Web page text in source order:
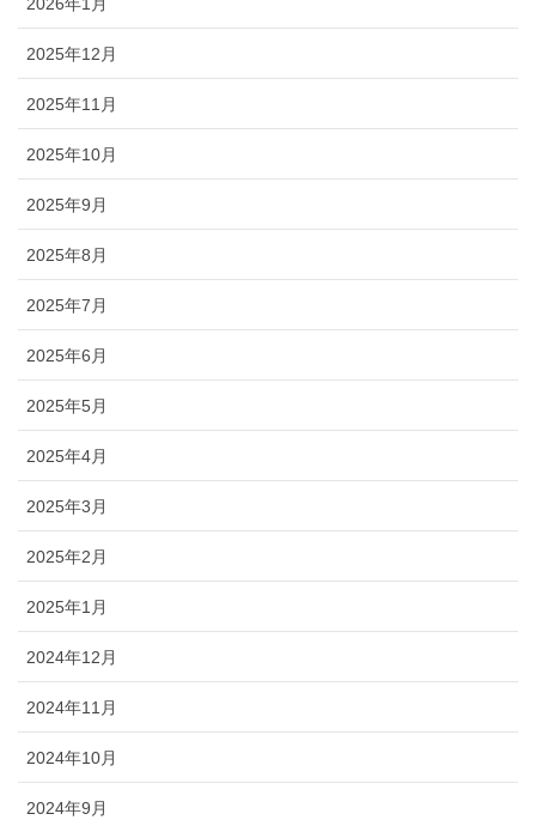
2025年12月
2025年11月
2025年10月
2025年9月
2025年8月
2025年7月
2025年6月
2025年5月
2025年4月
2025年3月
2025年2月
2025年1月
2024年12月
2024年11月
2024年10月
2024年9月